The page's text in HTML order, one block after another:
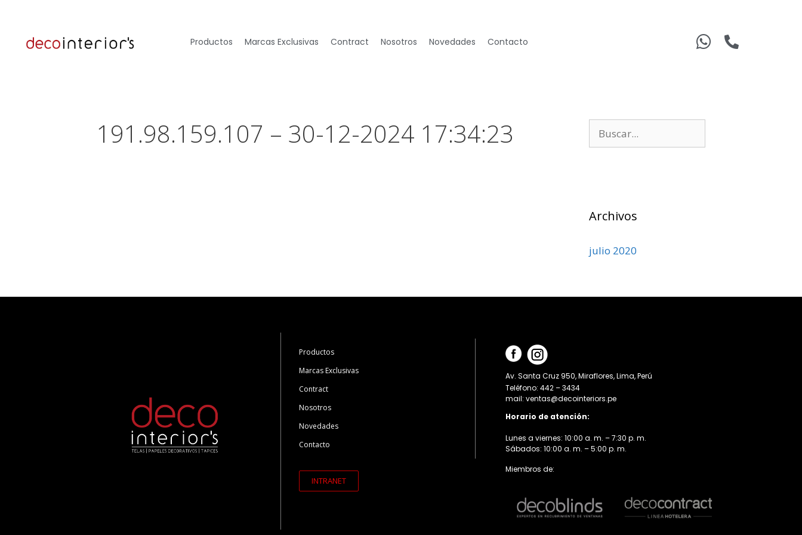
Productos Marcas Exclusivas Contract Nosotros Novedades Contacto
191.98.159.107 – 30-12-2024 17:34:23
Archivos
julio 2020
Productos
Marcas Exclusivas
Contract
Nosotros
Novedades
Contacto
INTRANET
Av. Santa Cruz 950, Miraflores, Lima, Perú
Teléfono: 442 – 3434
mail: ventas@decointeriors.pe
Horario de atención:
Lunes a viernes: 10:00 a. m. – 7:30 p. m.
Sábados: 10:00 a. m. – 5:00 p. m.
Miembros de: